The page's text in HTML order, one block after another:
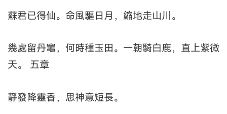
蘇君已得仙。命風驅日月，縮地走山川。
幾處留丹竈，何時種玉田。一朝騎白鹿，直上紫微
天。 五章
靜發降靈香，思神意短長。